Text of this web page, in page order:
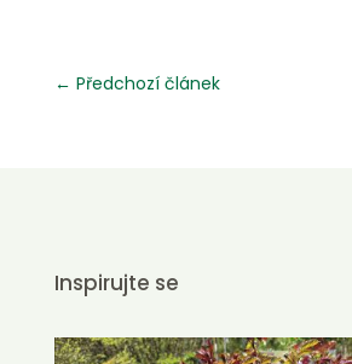
← Předchozí článek
Inspirujte se